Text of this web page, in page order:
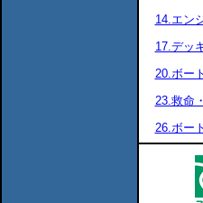
14.エン
17.デッ
20.ボー
23.救命
26.ボー